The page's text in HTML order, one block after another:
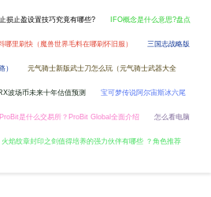
损止盈设置技巧究竟有哪些? IFO概念是什么意思?盘点
哪里刷快（魔兽世界毛料在哪刷怀旧服） 三国志战略版
） 元气骑士新版武士刀怎么玩（元气骑士武器大全
波场币未来十年估值预测 宝可梦传说阿尔宙斯冰六尾
ProBit是什么交易所？ProBit Global全面介绍 怎么看电脑
火焰纹章封印之剑值得培养的强力伙伴有哪些 ？角色推荐